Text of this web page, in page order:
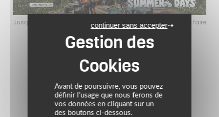
Jusqu’au 24 août 2026, profitez de l’ambiance estivale pour faire
le plein de bons plans sur l’équipement motard !
Avant de poursuivre, vous pouvez
définir l’usage que nous ferons de
vos données en cliquant sur un
des boutons ci-dessous.
continuer sans accepter